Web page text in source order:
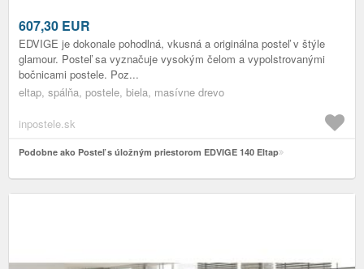
607,30 EUR
EDVIGE je dokonale pohodlná, vkusná a originálna posteľ v štýle
glamour. Posteľ sa vyznačuje vysokým čelom a vypolstrovanými
bočnicami postele. Poz...
eltap, spálňa, postele, biela, masívne drevo
inpostele.sk
Podobne ako Posteľ s úložným priestorom EDVIGE 140 Eltap